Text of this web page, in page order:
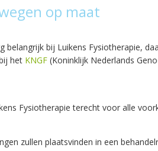
op maat
belangrijk bij Luikens Fysiotherapie,
het KNGF (Koninklijk Nederlands
Fysiotherapie terecht voor alle
zullen plaatsvinden in een